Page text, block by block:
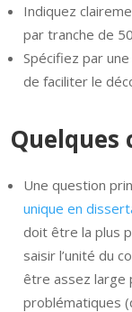
Indiquez
par tranche de
Spécifiez par
de faciliter le
Quelques
Une question
unique en
doit être la plus
saisir l’unité du
être assez large
problématiques